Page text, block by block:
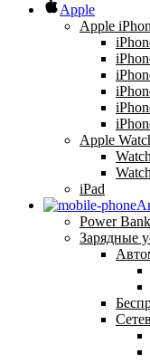
Apple
Apple
Apple
iPad
Power Bank
Зарядные